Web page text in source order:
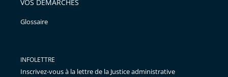
VOS DÉMARCHES
Glossaire
INFOLETTRE
Inscrivez-vous à la lettre de la Justice administrative